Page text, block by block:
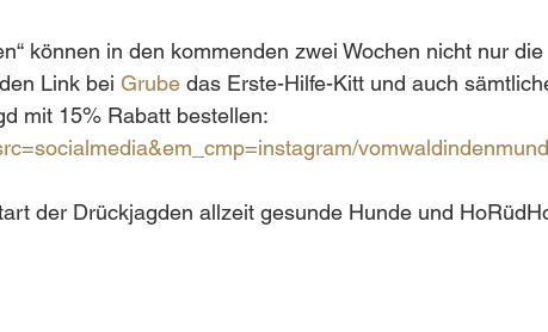
können in den kommenden zwei Wochen nicht nur die
Link bei Grube das Erste-Hilfe-Kitt und auch
mit 15% Rabatt bestellen:
vomwaldindenmund
der Drückjagden allzeit gesunde Hunde und